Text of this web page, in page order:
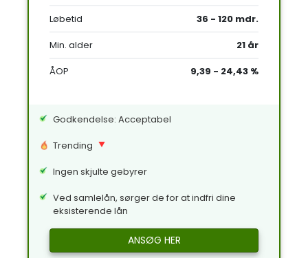
Løbetid
36 - 120 mdr.
Min. alder
21 år
ÅOP
9,39 - 24,43 %
Godkendelse: Acceptabel
Trending
Ingen skjulte gebyrer
Ved samlelån, sørger de for at indfri dine
eksisterende lån
ANSØG HER